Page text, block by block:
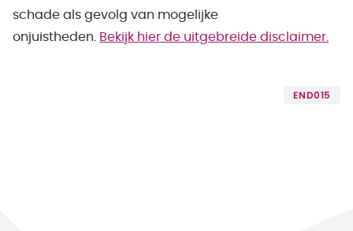
schade als gevolg van mogelijke
onjuistheden.
Bekijk hier de uitgebreide disclaimer.
END015